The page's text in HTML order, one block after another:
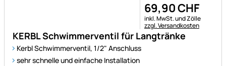
KERBL Schwimmerventil für Langtränke
Kerbl Schwimmerventil, 1/2" Anschluss
sehr schnelle und einfache Installation
69,90CHF
Steuerhinweis:
inkl. MwSt. und Zölle
zzgl. Versandkosten